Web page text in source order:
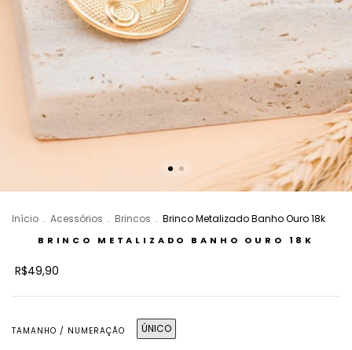
Início . Acessórios . Brincos . Brinco Metalizado Banho Ouro 18k
BRINCO METALIZADO BANHO OURO 18K
R$49,90
TAMANHO / NUMERAÇÃO ÚNICO